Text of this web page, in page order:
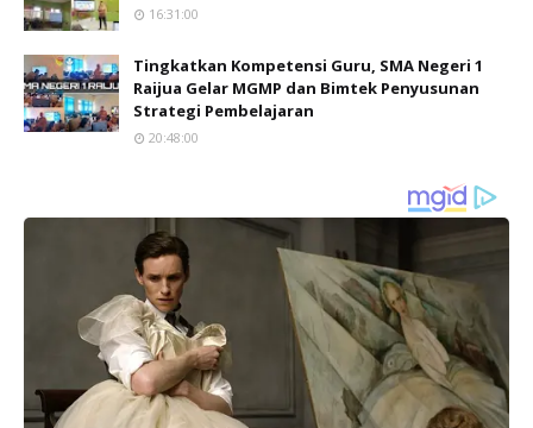
16:31:00
Tingkatkan Kompetensi Guru, SMA Negeri 1
Raijua Gelar MGMP dan Bimtek Penyusunan
Strategi Pembelajaran
20:48:00